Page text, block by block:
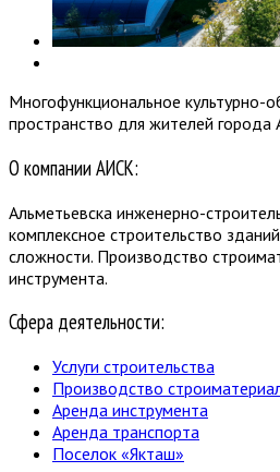
Многофункциональное культурно-
пространство для жителей города
О компании АИСК:
Альметьевска инженерно-
комплексное строительство
сложности. Производство
инструмента.
Сфера деятельности:
Услуги строительства
Производство
Аренда инструмента
Аренда транспорта
Поселок «Якташ»